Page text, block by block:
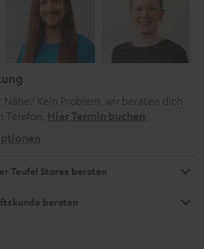
Nähe? Kein Problem, wir beraten dich
Telefon. Hier Termin buchen
Teufel Stores beraten
beraten